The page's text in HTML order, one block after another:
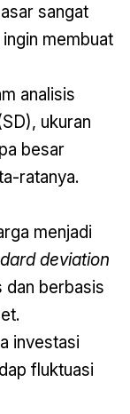
sangat
membuat
analisis
ukuran
besar
ratanya.
menjadi
deviation
dan berbasis
investasi
fluktuasi